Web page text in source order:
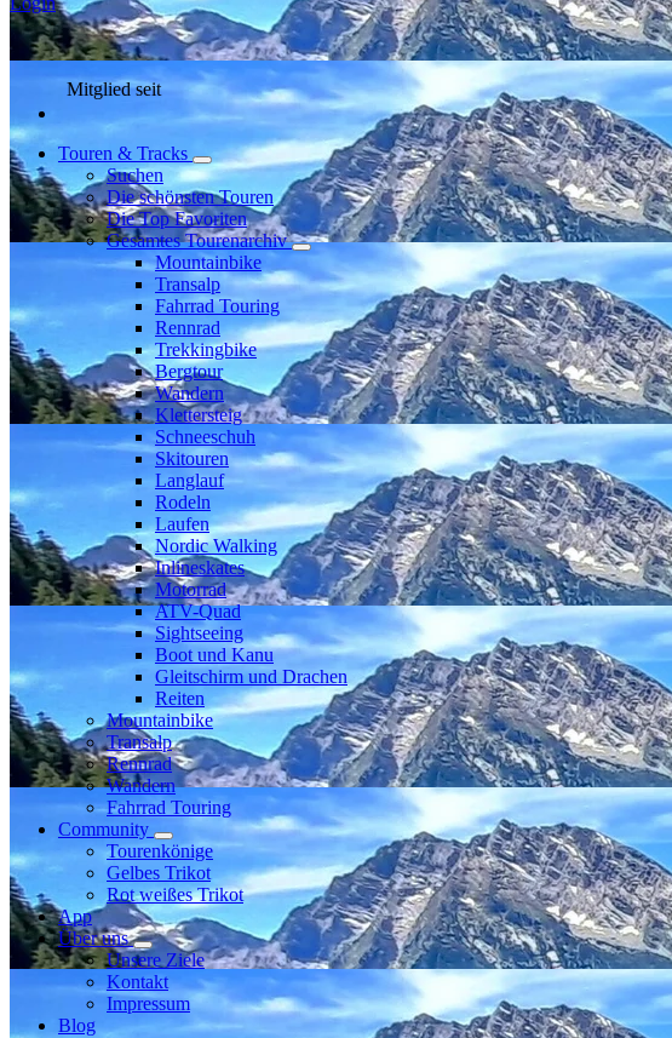
Mitglied seit
Touren & Tracks
Suchen
Die schönsten Touren
Die Top Favoriten
Gesamtes Tourenarchiv
Mountainbike
Transalp
Fahrrad Touring
Rennrad
Trekkingbike
Bergtour
Wandern
Klettersteig
Schneeschuh
Skitouren
Langlauf
Rodeln
Laufen
Nordic Walking
Inlineskates
Motorrad
ATV-Quad
Sightseeing
Boot und Kanu
Gleitschirm und Drachen
Reiten
Mountainbike
Transalp
Rennrad
Wandern
Fahrrad Touring
Community
Tourenkönige
Gelbes Trikot
Rot weißes Trikot
App
Über uns
Unsere Ziele
Kontakt
Impressum
Blog